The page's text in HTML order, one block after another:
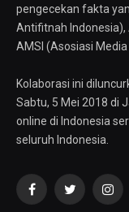
pengecekan fakta
Antifitnah Indonesia),
AMSI (Asosiasi Media
Kolaborasi ini
Sabtu, 5 Mei 2018 di
online di Indonesia
seluruh Indonesia.
FacebookTwitter